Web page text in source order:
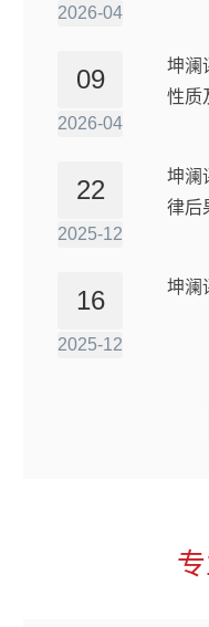
2026-04
09
2026-04
坤澜
性质
22
2025-12
坤澜
律后
16
2025-12
坤澜